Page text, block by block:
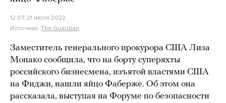
12:07, 21 июля 2022
Источник: The Guardian
Заместитель генерального прокурора США Лиза
Монако сообщила, что на борту суперяхты
российского бизнесмена, изъятой властями США
на Фиджи, нашли яйцо Фаберже. Об этом она
рассказала, выступая на Форуме по безопасности